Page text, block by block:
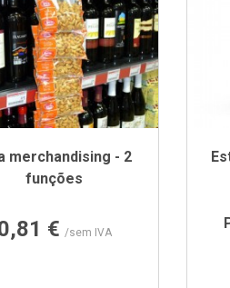
merchandising - 2
funções
Preço
€ /sem IVA